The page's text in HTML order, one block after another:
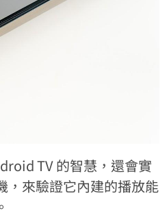
TV 的智慧，還會實
，來驗證它內建的播放能